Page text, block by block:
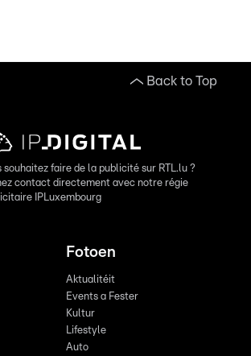
Back to Top
souhaitez faire de la publicité sur RTL.lu ?
contact directement avec notre régie
IPLuxembourg
Fotoen
Aktualitéit
Events a Fester
Kultur
Lifestyle
Auto